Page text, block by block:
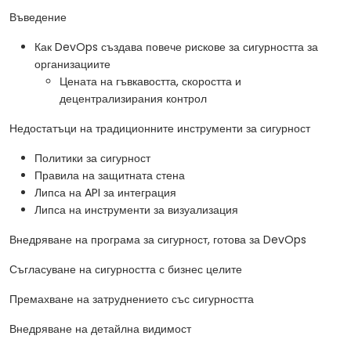
Въведение
Как DevOps създава повече рискове за сигурността за
организациите
Цената на гъвкавостта, скоростта и
децентрализирания контрол
Недостатъци на традиционните инструменти за сигурност
Политики за сигурност
Правила на защитната стена
Липса на API за интеграция
Липса на инструменти за визуализация
Внедряване на програма за сигурност, готова за DevOps
Съгласуване на сигурността с бизнес целите
Премахване на затруднението със сигурността
Внедряване на детайлна видимост